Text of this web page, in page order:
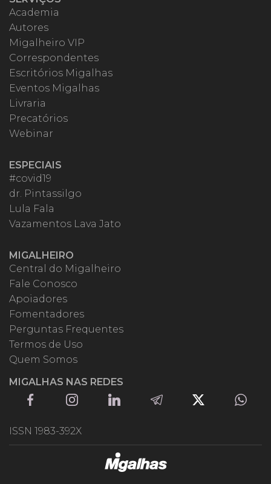
Academia
Autores
Migalheiro VIP
Correspondentes
Escritórios Migalhas
Eventos Migalhas
Livraria
Precatórios
Webinar
ESPECIAIS
#covid19
dr. Pintassilgo
Lula Fala
Vazamentos Lava Jato
MIGALHEIRO
Central do Migalheiro
Fale Conosco
Apoiadores
Fomentadores
Perguntas Frequentes
Termos de Uso
Quem Somos
MIGALHAS NAS REDES
ISSN 1983-392X